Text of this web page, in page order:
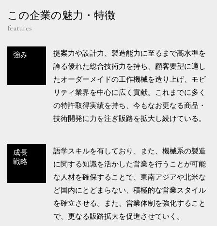
この企業の魅力・特徴
features
強み
提案力や設計力、製造能力に至るまで高水準を
誇る優れた総合技術力を持ち、顧客要望に適し
たオーダーメイドの工作機械を造り上げ、モビ
リティ業界を中心に広く貢献。これまでに多く
の特許取得実績を持ち、今もなお更なる商品・
技術開発に力を注ぎ販路を拡大し続けている。
成長
戦略
語学スキルを有しており、また、機械系の製造
に関する知識を活かした営業を行うことが可能
な人材を確保することで、東南アジアや北米な
ど国内にとどまらない、積極的な営業スタイル
を確立させる。また、営業体制を強化すること
で、更なる販路拡大を促進させていく。